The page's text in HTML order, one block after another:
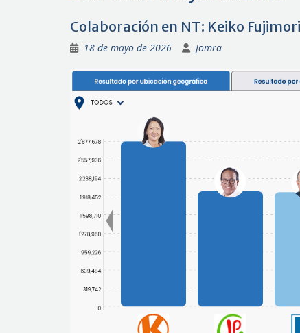
Colaboración en NT: Keiko
18 de mayo de 2026 Jomra